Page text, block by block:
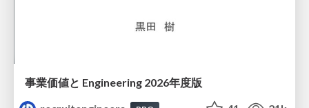
事業価値と Engineering 2026年度版